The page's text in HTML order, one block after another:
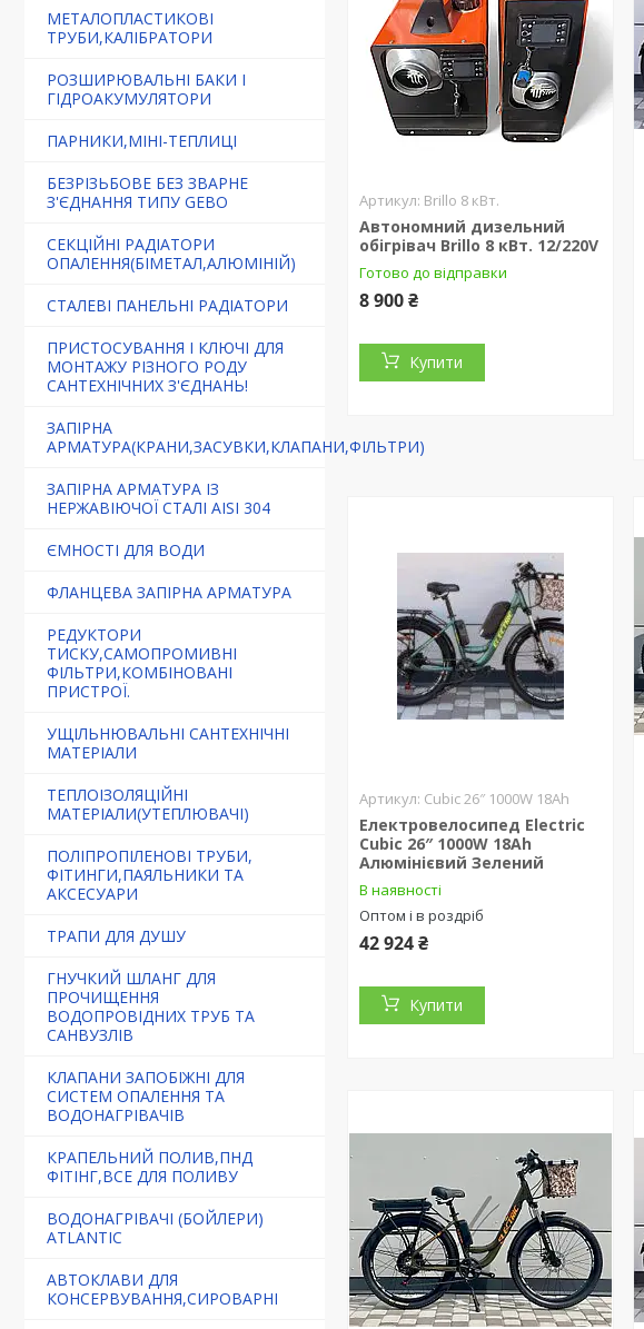
МЕТАЛОПЛАСТИКОВІ
ТРУБИ,КАЛІБРАТОРИ
РОЗШИРЮВАЛЬНІ БАКИ І
ГІДРОАКУМУЛЯТОРИ
ПАРНИКИ,МІНІ-ТЕПЛИЦІ
БЕЗРІЗЬБОВЕ БЕЗ ЗВАРНЕ
З'ЄДНАННЯ ТИПУ GEBO
СЕКЦІЙНІ РАДІАТОРИ
ОПАЛЕННЯ(БІМЕТАЛ,АЛЮМІНІЙ)
СТАЛЕВІ ПАНЕЛЬНІ РАДІАТОРИ
ПРИСТОСУВАННЯ І КЛЮЧІ ДЛЯ
МОНТАЖУ РІЗНОГО РОДУ
САНТЕХНІЧНИХ З'ЄДНАНЬ!
ЗАПІРНА
АРМАТУРА(КРАНИ,ЗАСУВКИ,КЛАПАНИ,ФІЛЬТРИ)
ЗАПІРНА АРМАТУРА ІЗ
НЕРЖАВІЮЧОЇ СТАЛІ AISI 304
ЄМНОСТІ ДЛЯ ВОДИ
ФЛАНЦЕВА ЗАПІРНА АРМАТУРА
РЕДУКТОРИ
ТИСКУ,САМОПРОМИВНІ
ФІЛЬТРИ,КОМБІНОВАНІ
ПРИСТРОЇ.
УЩІЛЬНЮВАЛЬНІ САНТЕХНІЧНІ
МАТЕРІАЛИ
ТЕПЛОІЗОЛЯЦІЙНІ
МАТЕРІАЛИ(УТЕПЛЮВАЧІ)
ПОЛІПРОПІЛЕНОВІ ТРУБИ,
ФІТИНГИ,ПАЯЛЬНИКИ ТА
АКСЕСУАРИ
ТРАПИ ДЛЯ ДУШУ
ГНУЧКИЙ ШЛАНГ ДЛЯ
ПРОЧИЩЕННЯ
ВОДОПРОВІДНИХ ТРУБ ТА
САНВУЗЛІВ
КЛАПАНИ ЗАПОБІЖНІ ДЛЯ
СИСТЕМ ОПАЛЕННЯ ТА
ВОДОНАГРІВАЧІВ
КРАПЕЛЬНИЙ ПОЛИВ,ПНД
ФІТІНГ,ВСЕ ДЛЯ ПОЛИВУ
ВОДОНАГРІВАЧІ (БОЙЛЕРИ)
ATLANTIC
АВТОКЛАВИ ДЛЯ
КОНСЕРВУВАННЯ,СИРОВАРНІ
Brillo 8 кВт.
Автономний дизельний
обігрівач Brillo 8 кВт. 12/220V
Готово до відправки
8 900 ₴
Купити
Cubic 26″ 1000W 18Ah
Електровелосипед Electric
Cubic 26″ 1000W 18Ah
Алюмінієвий Зелений
В наявності
Оптом і в роздріб
42 924 ₴
Купити